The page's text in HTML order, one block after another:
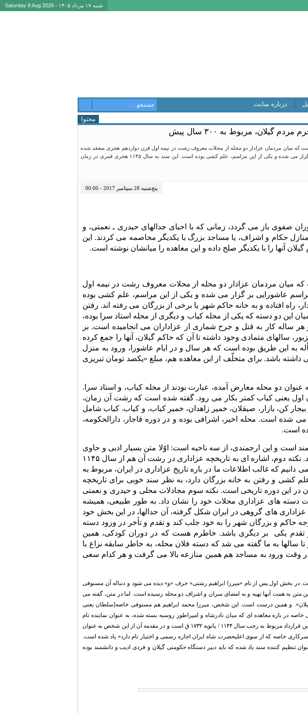
شنبه ۱۷ مرداد ۱۴۰۵ - Saturday 8 Aug 2026
درباره سایت
محتوا
گیلان، مربوط به ۳۰۰ سال پیش
که میان مردمان عزادار دو محله از محلات معروف رشت در نیمه اول قرن دوازدهم هجری منعقد شده
است. در هر دو محله، مراسم عاشورایی بر گزار می شده و یکی از این مراسم، علم کشی بوده است. این سند به سال ۱۱۴۵ هجری قمری در زمان
پنج‌شنبه 28 سپتامبر 2017 - 00:00
صفوی باز می گردد، زمانی که با احیای جدالهای حیدری ـ نعمتی، و
حکام و اشراف، یا مساجد بزرگ با یکدیگر مخاصمه می کردند. این
آنها را با یکدیگر صلح داده و این معاهده را میانشان نوشته است.
میان مردمان عزادار دو محله از محلات معروف رشت در نیمه اول
عاشورایی بر گزار می شده و یکی از این مراسم، علم کشی بوده
افتاده و به خانه حاکم شهر یا برخی از بزرگان می رفته اند. رفتن
این دو دسته که یکی از محله کیاب و دیگری از محله استاد سرا بوده،
ساله کار به قتل و جرح شماری از عزاداران می انجامیده است. بر
سالهای متمادی وجود داشته تا آن که حاکم گیلان، آنها را جمع کرده
به این طریق بوده است که هر سال و در ایام عاشورا، ورود به منزل
باشد. برای متخلّف از این معاهده هم، مبلغ «یکصد تومان تبریزی
دو محله معارض آمده، عبارت بودند از محله کیاب، و استاد سرا.
اول یعنی کیاب کمتر بکار می رود. گفته شده است که رشت آن زمان،
کن، بازار، صیقلان، خمیر زاهدان، خمیر کیاب، و کیاب. کیاب شامل
شده است. محله اخیر، اشرافی بوده و در دوره قاجار، دارالحکومه،
است.
است و این ارجمندی، از سه ناحیه است: اوّلا متن بسیار ادبی و حاوی
کلمات و ترکیبات بسیار زیبا است. این را باید خواند تا فهمید. نکته دوم، اشاره ای به تاریخچه عزاداری در رشت آن هم از سال ۱۱۴۵
که غالب اطلاعات ما در باره تاریخ عزاداری در ایران، مربوط به
کشی و رفتن به خانه بزرگان دارد، به نظر سند خوبی برای تاریخچه
در این دوره تاریخی است. نکته سوم مجادلات محلی و حیدری و نعمتی
های عزاداری محلات خود را نشان داد. به طور طبیعی، همیشه
های گروهی در ایران شکل گرفته، آن جدالها، در این بخش خود
حاکم و بزرگان شهر را به خود جلب کند و تقدم و تأخر در ورود دسته
یکی بر دیگری باشد. خاطرم هست که در دوران کودکی، همین
سالها به ما گفته می شد که دسته فلان محله، به خاطر سابقه نزاع با
در وقت ورود به مساجد هم همین منازعه بالا می گرفت و هر کدام سعی
در بخش اول پس از نام «میرزا ابراهیم رشتی» حرف «و» دیده می شود و دنباله آن مستوفی
متن به همت آنها تهیه و به امضای سران و اشراف دو محله رسیده است. اما در متن، گفته می
گیلان». و همین درست است. این شخص، میرزا محمد ابراهیم هم مستوفی خاصه[سلطان یعنی
در باره معاهده ای که میان نادرشاه و امپراطور روسیه بسته شده، به عنوان نماینده تام
این قرارداد مربوط به رجب سال ۱۱۴۴ / پانویه ۱۷۳۲ ق است و در مقدمه آن
از این شخص به عنوان
سرکارى خاصه که از سوى اعلیحضرت شاه ایران اجازه رسمى و اختیار تام دارد» یاد شده است.
خمسری هم به عنوان تنظیم کننده سند یاد شده که باید دبیر دستگاه حکومتی گیلان و فردی ادیب و دانشمند بوده